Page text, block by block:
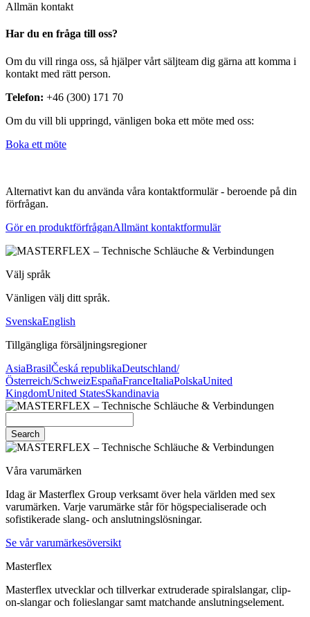
Allmän kontakt
Har du en fråga till oss?
Om du vill ringa oss, så hjälper vårt säljteam dig gärna att komma i
kontakt med rätt person.
Telefon: +46 (300) 171 70
Om du vill bli uppringd, vänligen boka ett möte med oss:
Boka ett möte
Alternativt kan du använda våra kontaktformulär - beroende på din
förfrågan.
Gör en produktförfråganAllmänt kontaktformulär
Välj språk
Vänligen välj ditt språk.
SvenskaEnglish
Tillgängliga försäljningsregioner
AsiaBrasilČeská republikaDeutschland/
Österreich/SchweizEspañaFranceItaliaPolskaUnited
KingdomUnited StatesSkandinavia
Search
Våra varumärken
Idag är Masterflex Group verksamt över hela världen med sex
varumärken. Varje varumärke står för högspecialiserade och
sofistikerade slang- och anslutningslösningar.
Se vår varumärkesöversikt
Masterflex
Masterflex utvecklar och tillverkar extruderade spiralslangar, clip-
on-slangar och folieslangar samt matchande anslutningselement.